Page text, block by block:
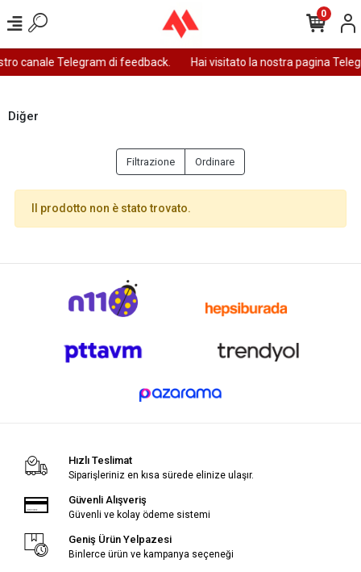
canale Telegram di feedback. Hai visitato la nostra pagina
0
Diğer
Filtrazione Ordinare
Il prodotto non è stato trovato.
Hızlı Teslimat
Siparişleriniz en kısa sürede elinize ulaşır.
Güvenli Alışveriş
Güvenli ve kolay ödeme sistemi
Geniş Ürün Yelpazesi
Binlerce ürün ve kampanya seçeneği